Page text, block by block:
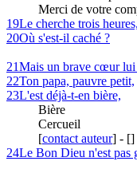
Merci de votre
19Le cherche trois heures,
20Où s'est-il caché ?
21Mais un brave cœur
22Ton papa, pauvre petit,
23L'est déjà-t-en bière,
Bière
Cercueil
[contact auteur] - []
24Le Bon Dieu n'est pas